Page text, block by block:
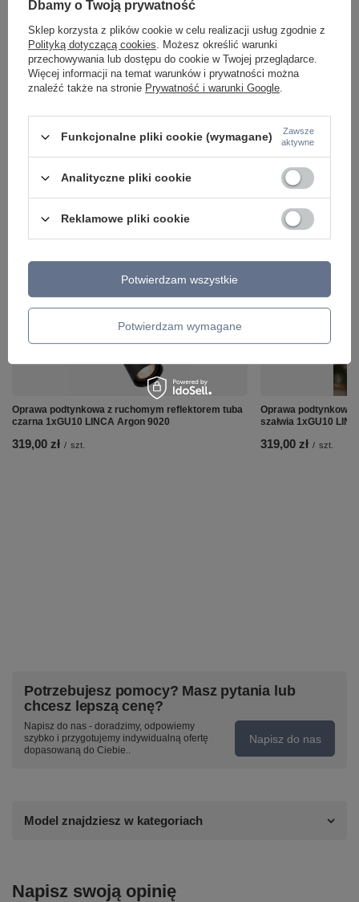
Oprawa podtynkowa z ruchomym reflektorem tuba
czarna 1xGU10 LINCA Argon 9020
319,00 zł / szt.
Oprawa podtynkowa
szałwia 1xGU10
319,00 zł / szt.
Potrzebujesz pomocy? Masz pytania lub
chcesz lepszą cenę?
Napisz do nas - doradzimy, odpowiemy
szybko i przygotujemy indywidualną ofertę
dopasowaną do Ciebie..
Napisz do nas
Model znajdziesz w kategoriach
Napisz swoją opinię
Dbamy o Twoją prywatność
Sklep korzysta z plików cookie w celu realizacji usług zgodnie z
Polityką dotyczącą cookies. Możesz określić warunki
przechowywania lub dostępu do cookie w Twojej przeglądarce.
Więcej informacji na temat warunków i prywatności można
znaleźć także na stronie Prywatność i warunki Google.
Funkcjonalne pliki cookie (wymagane)
Zawsze
aktywne
Analityczne pliki cookie
Reklamowe pliki cookie
Potwierdzam wymagane
Potwierdzam wszystkie